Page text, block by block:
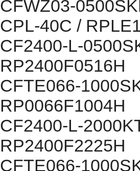
CFWZ03-
CPL-40C /
CF2400-L-
RP2400F0516H
CFTE066-
RP0066F1004H
CF2400-L-
RP2400F2225H
CFTE066-